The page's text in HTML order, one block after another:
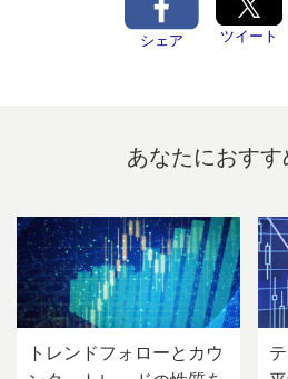
シェア ツイート
あなたにおす
トレンドフォローとカウ